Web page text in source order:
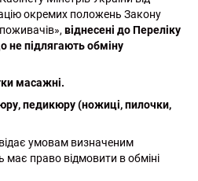
окремих положень Закону
віднесені до Переліку
не підлягають обміну
масажні.
педикюру (ножиці, пилочки,
умовам визначеним
право відмовити в обміні